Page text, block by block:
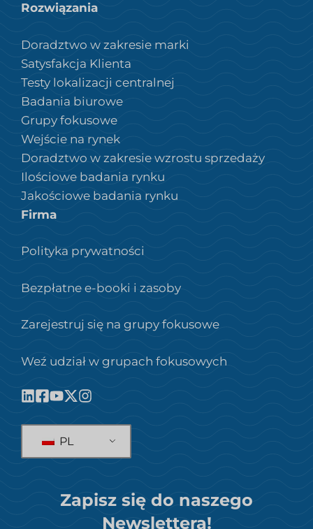
Rozwiązania
Doradztwo w zakresie marki
Satysfakcja Klienta
Testy lokalizacji centralnej
Badania biurowe
Grupy fokusowe
Wejście na rynek
Doradztwo w zakresie wzrostu sprzedaży
Ilościowe badania rynku
Jakościowe badania rynku
Firma
Polityka prywatności
Bezpłatne e-booki i zasoby
Zarejestruj się na grupy fokusowe
Weź udział w grupach fokusowych
PL
Zapisz się do naszego
Newslettera!